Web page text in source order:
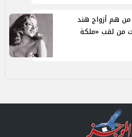
هم أزواج هند
من لقب «ملكة